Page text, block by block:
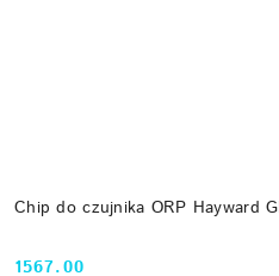
Chip do czujnika ORP Hayward
1567.00